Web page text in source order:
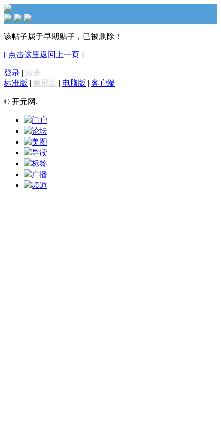
该帖子属于早期贴子，已被删除！
[ 点击这里返回上一页 ]
登录 | 注册
标准版 | 触屏版 | 电脑版 | 客户端
© 开元网.
门户
论坛
美图
导读
标签
广播
频道